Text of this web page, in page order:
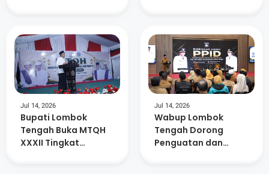
Jul 14, 2026
Bupati Lombok
Tengah Buka MTQH
XXXII Tingkat
Jul 14, 2026
Wabup Lombok
Tengah Dorong
Penguatan dan